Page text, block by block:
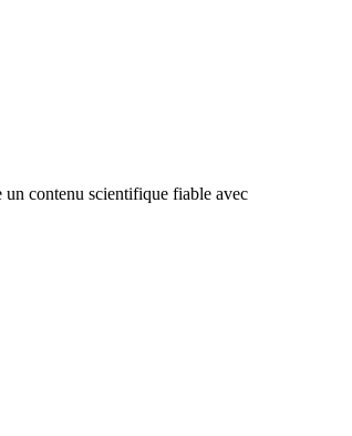
un contenu scientifique fiable avec